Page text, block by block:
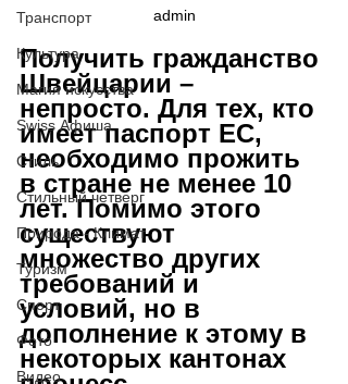
Транспорт
Культура
Магия искусства
Swiss Афиша
Стиль
Стильный четверг
Природа - Климат
Туризм
Спорт
Фото
Видео
admin
Получить гражданство
Швейцарии –
непросто. Для тех, кто
имеет паспорт ЕС,
необходимо прожить
в стране не менее 10
лет. Помимо этого
существуют
множество других
требований и
условий, но в
дополнение к этому в
некоторых кантонах